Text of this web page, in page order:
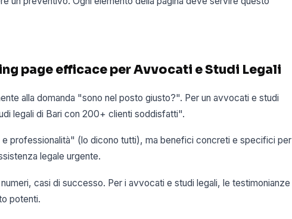
page efficace per Avvocati e Studi Legali
alla domanda "sono nel posto giusto?". Per un avvocati e studi
legali di Bari con 200+ clienti soddisfatti".
e professionalità" (lo dicono tutti), ma benefici concreti e specifici per
legale urgente.
casi di successo. Per i avvocati e studi legali, le testimonianze
potenti.